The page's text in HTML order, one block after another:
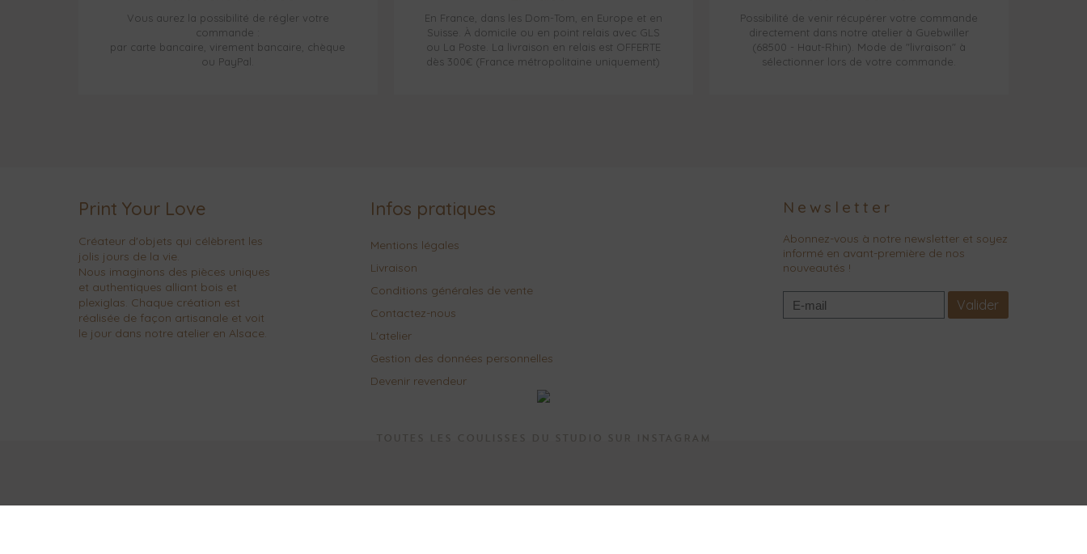
Vous aurez la possibilité de régler votre
commande :
par carte bancaire, virement bancaire, chèque
ou PayPal.
En France, dans les Dom-Tom, en Europe et en
Suisse. À domicile ou en point relais avec GLS
ou La Poste. La livraison en relais est OFFERTE
dès 300€ (France métropolitaine uniquement)
Possibilité de venir récupérer votre commande
directement dans notre atelier à Guebwiller
(68500 - Haut-Rhin). Mode de "livraison" à
sélectionner lors de votre commande.
Print Your Love
Créateur d'objets qui célèbrent les
jolis jours de la vie.
Nous imaginons des pièces uniques
et authentiques alliant bois et
plexiglas. Chaque création est
réalisée de façon artisanale et voit
le jour dans notre atelier en Alsace.
Infos pratiques
Mentions légales
Livraison
Conditions générales de vente
Contactez-nous
L'atelier
Gestion des données personnelles
Devenir revendeur
Newsletter
Abonnez-vous à notre newsletter et soyez
informé en avant-première de nos
nouveautés !
Valider
TOUTES LES COULISSES DU STUDIO SUR INSTAGRAM